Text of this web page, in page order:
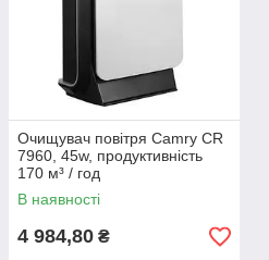
Очищувач повітря Camry CR
7960, 45w, продуктивність
170 м³ / год
В наявності
4 984,80 ₴